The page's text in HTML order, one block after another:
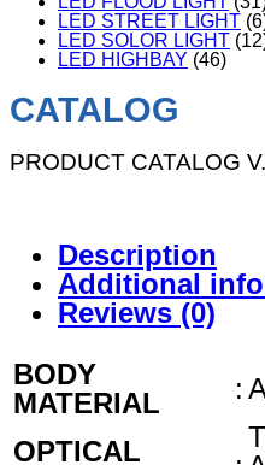
LED STREET LIGHT
LED SOLOR LIGHT
LED HIGHBAY (46)
CATALOG
PRODUCT CATALOG
Description
Additional
Reviews (0)
BODY
MATERIAL
:
OPTICAL